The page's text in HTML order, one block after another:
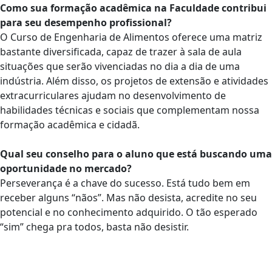
Como sua formação acadêmica na Faculdade contribui
para seu desempenho profissional?
O Curso de Engenharia de Alimentos oferece uma matriz
bastante diversificada, capaz de trazer à sala de aula
situações que serão vivenciadas no dia a dia de uma
indústria. Além disso, os projetos de extensão e atividades
extracurriculares ajudam no desenvolvimento de
habilidades técnicas e sociais que complementam nossa
formação acadêmica e cidadã.
Qual seu conselho para o aluno que está buscando uma
oportunidade no mercado?
Perseverança é a chave do sucesso. Está tudo bem em
receber alguns “nãos”. Mas não desista, acredite no seu
potencial e no conhecimento adquirido. O tão esperado
“sim” chega pra todos, basta não desistir.